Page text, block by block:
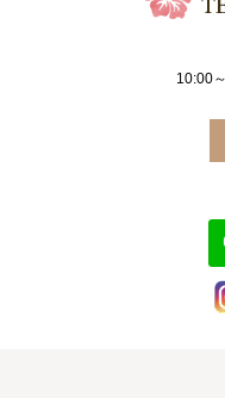
10:00